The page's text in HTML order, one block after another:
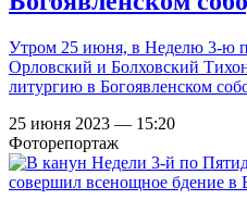
Утром 25 июня, в Неделю 3-ю
Орловский и Болховский
литургию в Богоявленском
25 июня 2023 — 15:20
Фоторепортаж